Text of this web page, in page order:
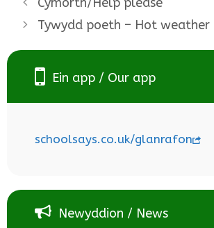
Tywydd poeth – Hot weather
Ein app / Our app
schoolsays.co.uk/glanrafon
Newyddion / News